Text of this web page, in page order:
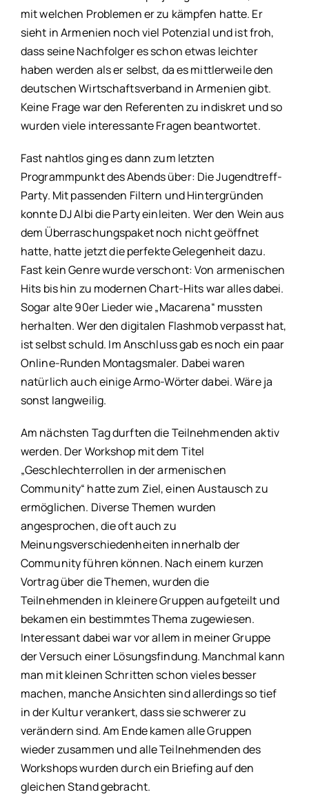
mit welchen Problemen er zu kämpfen hatte. Er
sieht in Armenien noch viel Potenzial und ist froh,
dass seine Nachfolger es schon etwas leichter
haben werden als er selbst, da es mittlerweile den
deutschen Wirtschaftsverband in Armenien gibt.
Keine Frage war den Referenten zu indiskret und so
wurden viele interessante Fragen beantwortet.
Fast nahtlos ging es dann zum letzten
Programmpunkt des Abends über: Die Jugendtreff-
Party. Mit passenden Filtern und Hintergründen
konnte DJ Albi die Party einleiten. Wer den Wein aus
dem Überraschungspaket noch nicht geöffnet
hatte, hatte jetzt die perfekte Gelegenheit dazu.
Fast kein Genre wurde verschont: Von armenischen
Hits bis hin zu modernen Chart-Hits war alles dabei.
Sogar alte 90er Lieder wie „Macarena“ mussten
herhalten. Wer den digitalen Flashmob verpasst hat,
ist selbst schuld. Im Anschluss gab es noch ein paar
Online-Runden Montagsmaler. Dabei waren
natürlich auch einige Armo-Wörter dabei. Wäre ja
sonst langweilig.
Am nächsten Tag durften die Teilnehmenden aktiv
werden. Der Workshop mit dem Titel
„Geschlechterrollen in der armenischen
Community“ hatte zum Ziel, einen Austausch zu
ermöglichen. Diverse Themen wurden
angesprochen, die oft auch zu
Meinungsverschiedenheiten innerhalb der
Community führen können. Nach einem kurzen
Vortrag über die Themen, wurden die
Teilnehmenden in kleinere Gruppen aufgeteilt und
bekamen ein bestimmtes Thema zugewiesen.
Interessant dabei war vor allem in meiner Gruppe
der Versuch einer Lösungsfindung. Manchmal kann
man mit kleinen Schritten schon vieles besser
machen, manche Ansichten sind allerdings so tief
in der Kultur verankert, dass sie schwerer zu
verändern sind. Am Ende kamen alle Gruppen
wieder zusammen und alle Teilnehmenden des
Workshops wurden durch ein Briefing auf den
gleichen Stand gebracht.